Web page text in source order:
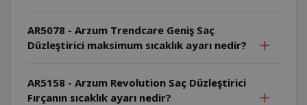
AR5078 - Arzum Trendcare Geniş Saç
Düzleştirici maksimum sıcaklık ayarı nedir?
AR5158 - Arzum Revolution Saç Düzleştirici
Fırçanın sıcaklık ayarı nedir?